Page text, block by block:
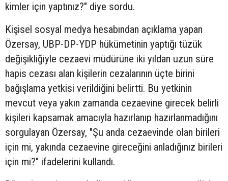
kimler için yaptınız?" diye sordu.
Kişisel sosyal medya hesabından açıklama yapan
Özersay, UBP-DP-YDP hükümetinin yaptığı tüzük
değişikliğiyle cezaevi müdürüne iki yıldan uzun süre
hapis cezası alan kişilerin cezalarının üçte birini
bağışlama yetkisi verildiğini belirtti. Bu yetkinin
mevcut veya yakın zamanda cezaevine girecek belirli
kişileri kapsamak amacıyla hazırlanıp hazırlanmadığını
sorgulayan Özersay, "Şu anda cezaevinde olan birileri
için mi, yakında cezaevine gireceğini anladığınız birileri
için mi?" ifadelerini kullandı.